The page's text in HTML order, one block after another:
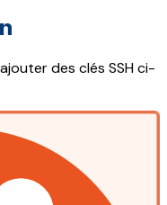
des clés SSH ci-